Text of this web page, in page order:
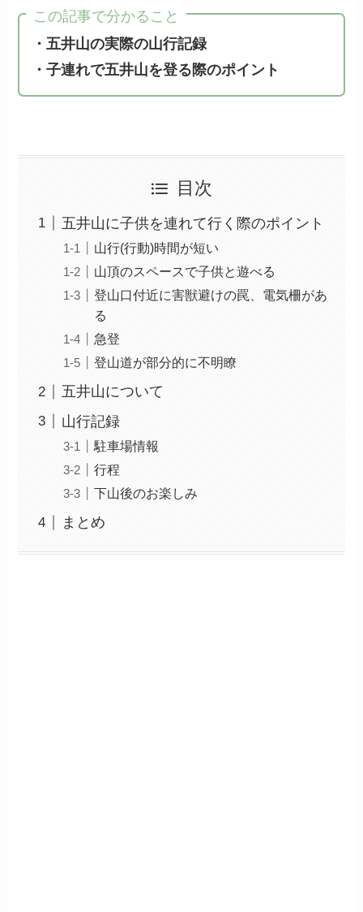
この記事で分かること
・五井山の実際の山行記録
・子連れで五井山を登る際のポイント
目次
五井山に子供を連れて行く際のポイント
山行(行動)時間が短い
山頂のスペースで子供と遊べる
登山口付近に害獣避けの罠、電気柵があ
る
急登
登山道が部分的に不明瞭
五井山について
山行記録
駐車場情報
行程
下山後のお楽しみ
まとめ